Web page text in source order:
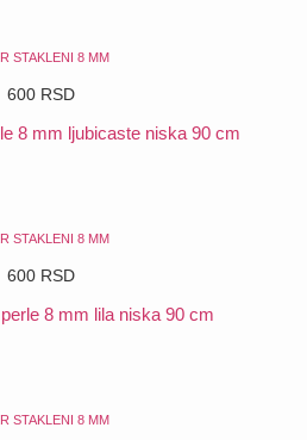
STAKLENI 8 MM
600 RSD
8 mm ljubicaste niska 90 cm
STAKLENI 8 MM
600 RSD
8 mm lila niska 90 cm
STAKLENI 8 MM